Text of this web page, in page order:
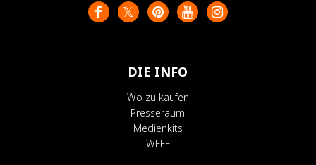
DIE INFO
Wo zu kaufen
Presseraum
Medienkits
WEEE